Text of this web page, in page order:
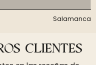
Salamanca
CLIENTES